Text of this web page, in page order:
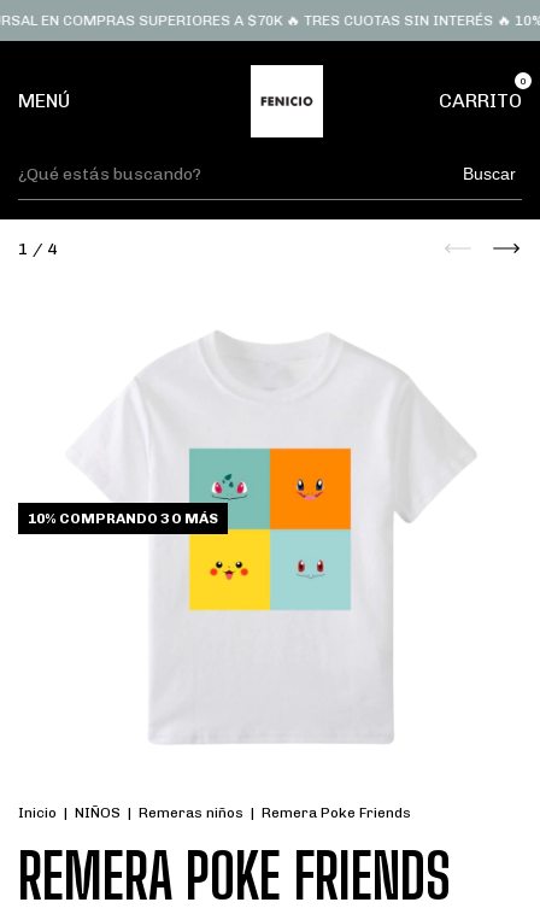
COMPRAS SUPERIORES A $70K 🔥 TRES CUOTAS SIN INTERÉS 🔥 10%
MENÚ CARRITO
0
Buscar
1 / 4
10% COMPRANDO 3 O MÁS
Inicio | NIÑOS | Remeras niños | Remera Poke Friends
REMERA POKE FRIENDS